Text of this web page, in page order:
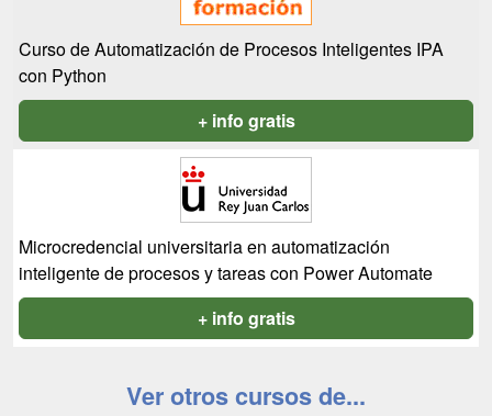
Curso de Automatización de Procesos Inteligentes IPA
con Python
+ info gratis
Microcredencial universitaria en automatización
inteligente de procesos y tareas con Power Automate
+ info gratis
Ver otros cursos de...